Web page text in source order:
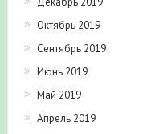
Октябрь 2019
Сентябрь 2019
Июнь 2019
Май 2019
Апрель 2019